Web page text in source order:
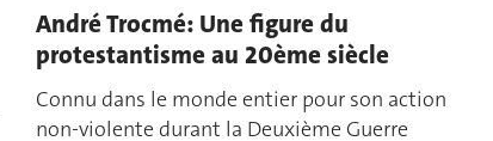
André Trocmé: Une figure du
protestantisme au 20ème siècle
Connu dans le monde entier pour son action
non-violente durant la Deuxième Guerre